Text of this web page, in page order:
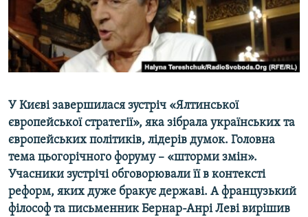
ВІДЕОУРОКИ «ELIFBE»
СВІДЧЕННЯ ОКУПАЦІЇ
УКРАЇНСЬКА ПРОБЛЕМА КРИМУ
Русский
Qırımtatar
Усі сайти RFE/RL
У Києві завершилася зустріч «Ялтинської
європейської стратегії», яка зібрала українських та
європейських політиків, лідерів думок. Головна
тема цьогорічного форуму – «шторми змін».
Учасники зустрічі обговорювали її в контексті
реформ, яких дуже бракує державі. А французький
філософ та письменник Бернар-Анрі Леві вирішив